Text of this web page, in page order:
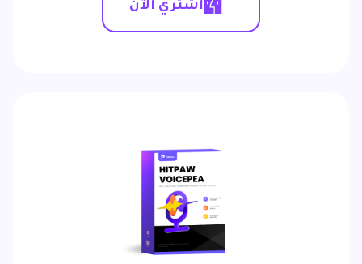
اشتري الآن